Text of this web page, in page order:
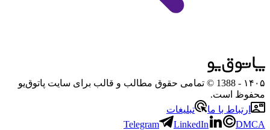
۱۴۰۵
- 1388 © تمامی حقوق مطالب و قالب برای سایت پاتوق‌یو
محفوظ است.
ارتباط با ما
تبلیغات
Telegram
LinkedIn DMCA